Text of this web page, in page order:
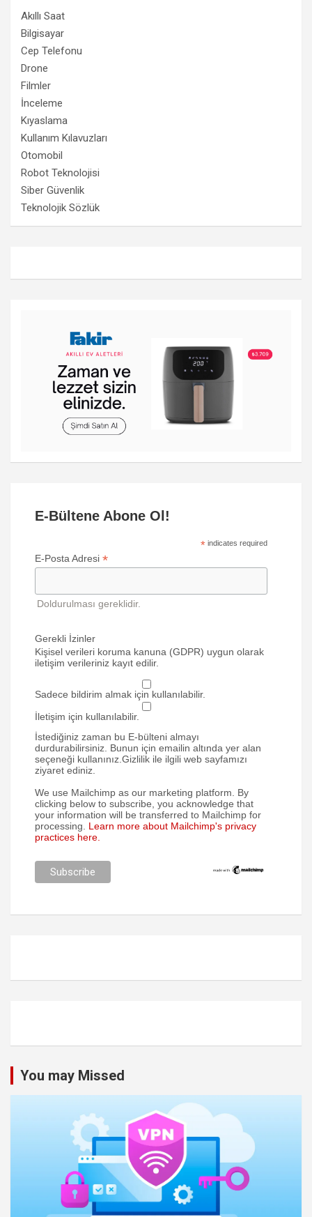
Akıllı Saat
Bilgisayar
Cep Telefonu
Drone
Filmler
İnceleme
Kıyaslama
Kullanım Kılavuzları
Otomobil
Robot Teknolojisi
Siber Güvenlik
Teknolojik Sözlük
E-Bültene Abone Ol!
* indicates required
E-Posta Adresi *
Doldurulması gereklidir.
Gerekli İzinler
Kişisel verileri koruma kanuna (GDPR) uygun olarak
iletişim verileriniz kayıt edilir.
Sadece bildirim almak için kullanılabilir.
İletişim için kullanılabilir.
İstediğiniz zaman bu E-bülteni almayı
durdurabilirsiniz. Bunun için emailin altında yer alan
seçeneği kullanınız.Gizlilik ile ilgili web sayfamızı
ziyaret ediniz.
We use Mailchimp as our marketing platform. By
clicking below to subscribe, you acknowledge that
your information will be transferred to Mailchimp for
processing. Learn more about Mailchimp's privacy
practices here.
You may Missed